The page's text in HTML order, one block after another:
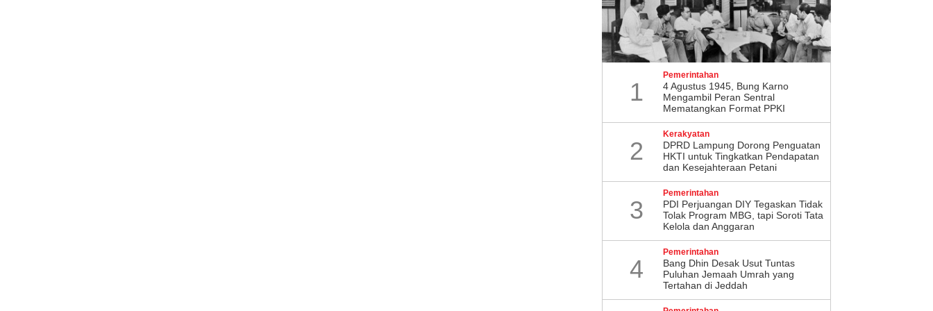
1
Pemerintahan
4 Agustus 1945, Bung Karno
Mengambil Peran Sentral
Mematangkan Format PPKI
2
Kerakyatan
DPRD Lampung Dorong Penguatan
HKTI untuk Tingkatkan Pendapatan
dan Kesejahteraan Petani
3
Pemerintahan
PDI Perjuangan DIY Tegaskan Tidak
Tolak Program MBG, tapi Soroti Tata
Kelola dan Anggaran
4
Pemerintahan
Bang Dhin Desak Usut Tuntas
Puluhan Jemaah Umrah yang
Tertahan di Jeddah